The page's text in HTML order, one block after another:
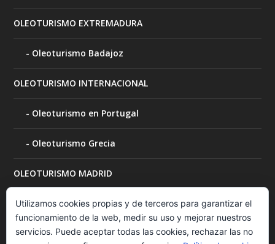
OLEOTURISMO EXTREMADURA
Oleoturismo Badajoz
OLEOTURISMO INTERNACIONAL
Oleoturismo en Portugal
Oleoturismo Grecia
OLEOTURISMO MADRID
OLEOTURISMO MURCIA
OLEOTURISMO NAVARRA
Utilizamos cookies propias y de terceros para garantizar el
funcionamiento de la web, medir su uso y mejorar nuestros
servicios. Puede aceptar todas las cookies, rechazar las no